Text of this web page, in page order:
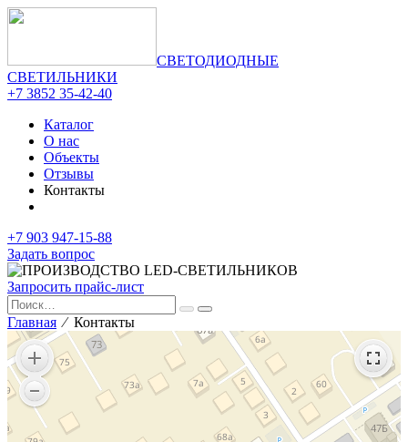
СВЕТОДИОДНЫЕ
СВЕТИЛЬНИКИ
+7 3852 35-42-40
Каталог
О нас
Объекты
Отзывы
Контакты
+7 903 947-15-88
Задать вопрос
Запросить прайс-лист
Главная ⁄ Контакты